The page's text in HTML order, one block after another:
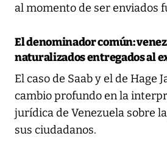
al momento de ser enviados
El denominador común:
naturalizados entregados al
El caso de Saab y el de Hage
cambio profundo en la
jurídica de Venezuela sobre
sus ciudadanos.